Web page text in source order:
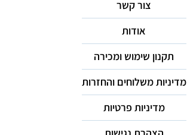
צור קשר
אודות
תקנון שימוש ומכירה
מדיניות משלוחים והחזרות
מדיניות פרטיות